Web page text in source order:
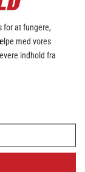
at fungere,
med vores
indhold fra